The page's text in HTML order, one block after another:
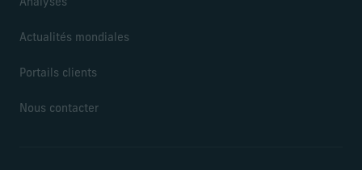
Analyses
Actualités mondiales
Portails clients
Nous contacter